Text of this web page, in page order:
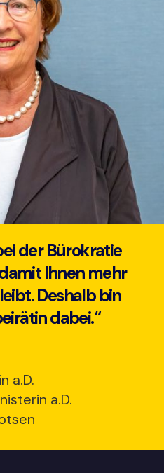
der Bürokratie
Ihnen mehr
Deshalb bin
dabei.“
a.D.
a.D.